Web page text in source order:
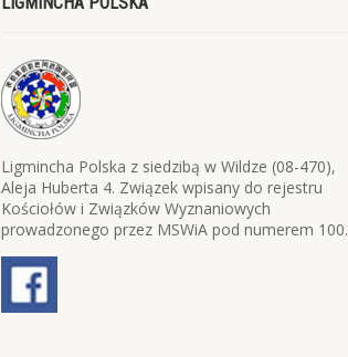
Ligmincha Polska z siedzibą w Wildze (08-470),
Aleja Huberta 4. Związek wpisany do rejestru
Kościołów i Związków Wyznaniowych
prowadzonego przez MSWiA pod numerem 100.